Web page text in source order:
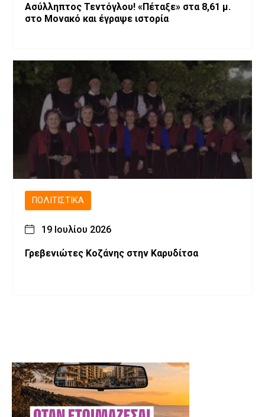
Ασύλληπτος Τεντόγλου! «Πέταξε» στα 8,61 μ.
στο Μονακό και έγραψε ιστορία
ΠΟΛΙΤΙΣΤΙΚΆ
19 Ιουλίου 2026
Γρεβενιώτες Κοζάνης στην Καρυδίτσα